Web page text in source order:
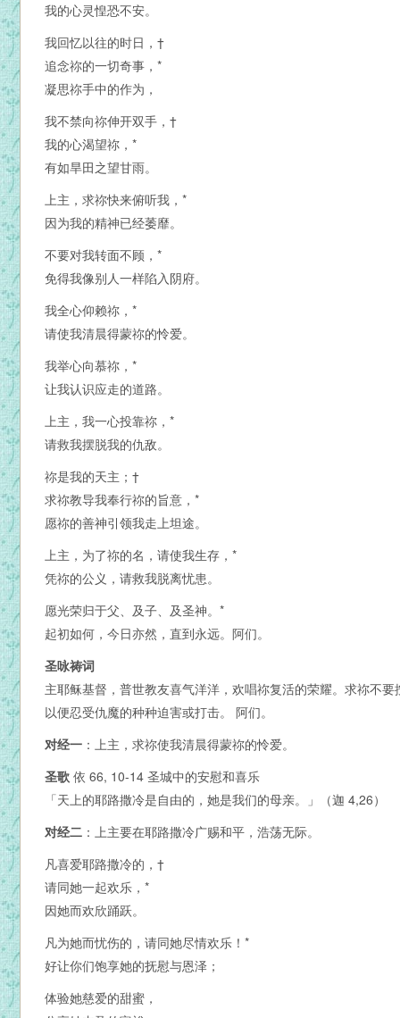
我的心灵惶恐不安。
我回忆以往的时日，†
追念祢的一切奇事，*
凝思祢手中的作为，
我不禁向祢伸开双手，†
我的心渴望祢，*
有如旱田之望甘雨。
上主，求祢快来俯听我，*
因为我的精神已经萎靡。
不要对我转面不顾，*
免得我像别人一样陷入阴府。
我全心仰赖祢，*
请使我清晨得蒙祢的怜爱。
我举心向慕祢，*
让我认识应走的道路。
上主，我一心投靠祢，*
请救我摆脱我的仇敌。
祢是我的天主；†
求祢教导我奉行祢的旨意，*
愿祢的善神引领我走上坦途。
上主，为了祢的名，请使我生存，*
凭祢的公义，请救我脱离忧患。
愿光荣归于父、及子、及圣神。*
起初如何，今日亦然，直到永远。阿们。
圣咏祷词
主耶稣基督，普世教友喜气洋洋，欢唱祢复活的荣耀。求祢不
以便忍受仇魔的种种迫害或打击。 阿们。
对经一：上主，求祢使我清晨得蒙祢的怜爱。
圣歌依 66, 10-14 圣城中的安慰和喜乐
「天上的耶路撒冷是自由的，她是我们的母亲。」（迦 4,26）
对经二：上主要在耶路撒冷广赐和平，浩荡无际。
凡喜爱耶路撒冷的，†
请同她一起欢乐，*
因她而欢欣踊跃。
凡为她而忧伤的，请同她尽情欢乐！*
好让你们饱享她的抚慰与恩泽；
体验她慈爱的甜蜜，